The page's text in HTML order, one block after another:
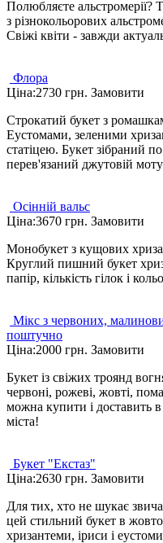
Полюбляєте альстромерії?
з різнокольорових
Свіжі квіти - завжди
Флора
Ціна:2730 грн. Замовити
Строкатий букет з
Еустомами, зеленими
статіцею. Букет зібраний
перев'язаний джутовій
Осінній вальс
Ціна:3670 грн. Замовити
Монобукет з кущових
Круглий пишний букет
папір, кількість гілок і
Мікс з червоних,
поштучно
Ціна:2000 грн. Замовити
Букет із свіжих троянд
червоні, рожеві, жовті,
можна купити і доставить
міста!
Букет "Екстаз"
Ціна:2630 грн. Замовити
Для тих, хто не шукає
цей стильний букет в
хризантеми, іриси і